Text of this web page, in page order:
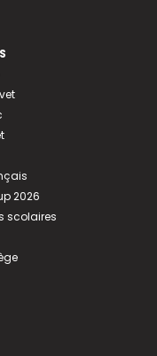
2026
scolaires